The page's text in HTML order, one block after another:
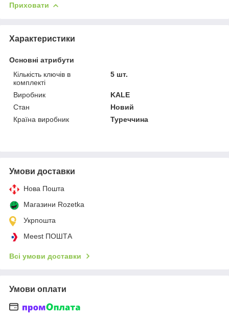
Приховати
Характеристики
Основні атрибути
Кількість ключів в
комплекті
5 шт.
Виробник
KALE
Стан
Новий
Країна виробник
Туреччина
Умови доставки
Нова Пошта
Магазини Rozetka
Укрпошта
Meest ПОШТА
Всі умови доставки
Умови оплати